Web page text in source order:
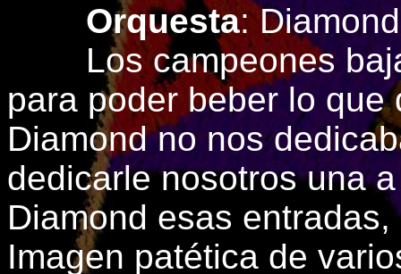
Orquesta:
Los campeones
para poder beber lo
Diamond no nos
dedicarle nosotros una
Diamond esas
Imagen patética de